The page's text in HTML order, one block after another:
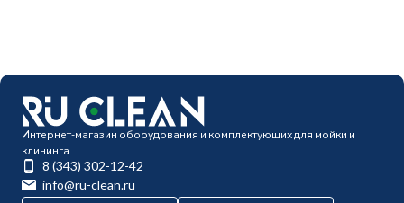
Интернет-магазин оборудования и комплектующих для мойки и
клининга
8 (343) 302-12-42
info@ru-clean.ru